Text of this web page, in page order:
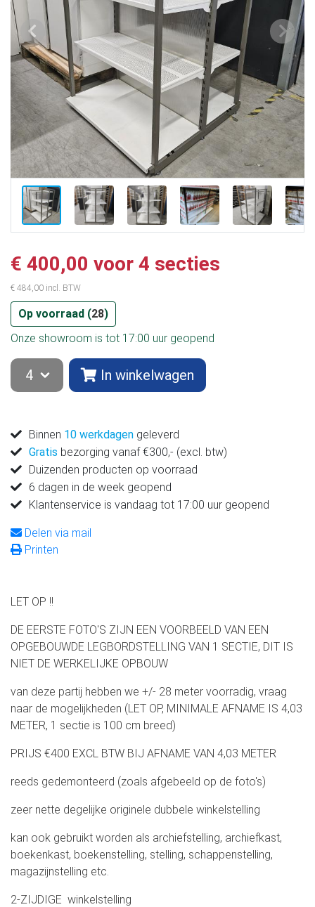
Vorige
€ 400,00 voor 4 secties
€ 484,00 incl. BTW
Op voorraad (28)
Onze showroom is tot 17:00 uur geopend
In winkelwagen
Binnen 10 werkdagen geleverd
Gratis bezorging vanaf €300,- (excl. btw)
Duizenden producten op voorraad
6 dagen in de week geopend
Klantenservice is vandaag tot 17:00 uur geopend
Delen via mail
Printen
LET OP !!
DE EERSTE FOTO'S ZIJN EEN VOORBEELD VAN EEN
OPGEBOUWDE LEGBORDSTELLING VAN 1 SECTIE, DIT IS
NIET DE WERKELIJKE OPBOUW
van deze partij hebben we +/- 28 meter voorradig, vraag
naar de mogelijkheden (LET OP, MINIMALE AFNAME IS 4,03
METER, 1 sectie is 100 cm breed)
PRIJS €400 EXCL BTW BIJ AFNAME VAN 4,03 METER
reeds gedemonteerd (zoals afgebeeld op de foto's)
zeer nette degelijke originele dubbele winkelstelling
kan ook gebruikt worden als archiefstelling, archiefkast,
boekenkast, boekenstelling, stelling, schappenstelling,
magazijnstelling etc.
2-ZIJDIGE winkelstelling